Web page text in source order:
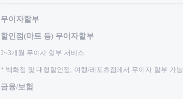
무이자할부
할인점(마트 등) 무이자할부
2~3개월 무이자 할부 서비스
* 백화점 및 대형할인점, 여행/레포츠점에서 무이자 할부 가능
금융/보험